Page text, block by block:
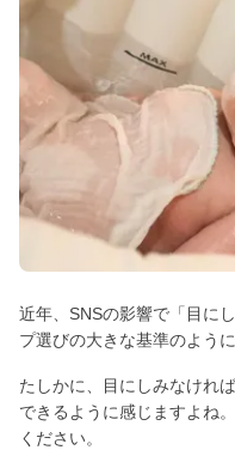
近年、SNSの影響で「目に
プ選びの大きな基準のよう
たしかに、目にしみなけれ
できるように感じますよね
ください。